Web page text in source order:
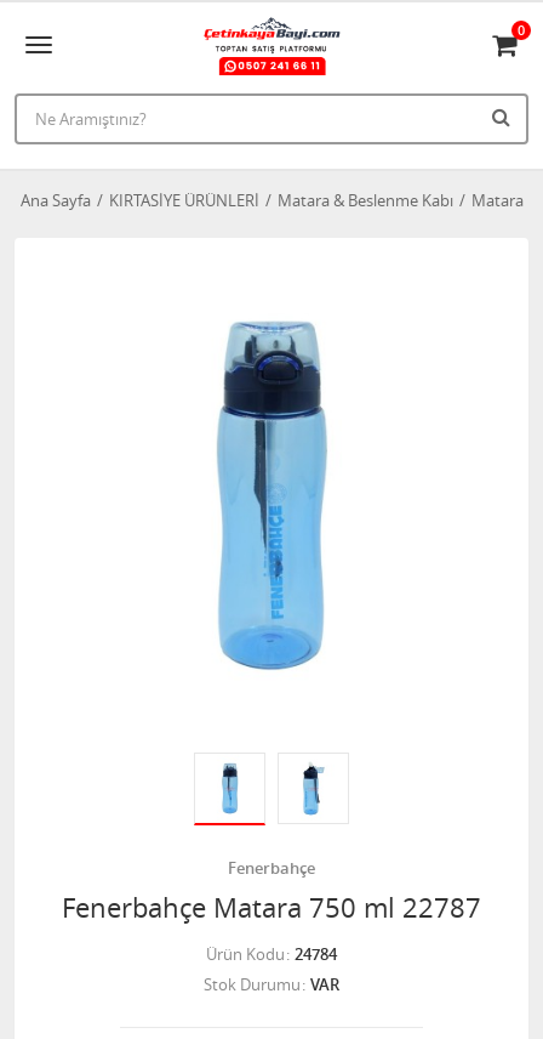
0
Ana Sayfa KIRTASİYE ÜRÜNLERİ Matara & Beslenme Kabı Matara
Fenerbahçe
Fenerbahçe Matara 750 ml 22787
Ürün Kodu 24784
Stok Durumu VAR